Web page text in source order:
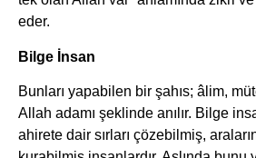
eder.
Bilge İnsan
Bunları yapabilen bir şahıs; âlim,
Allah adamı şeklinde anılır. Bilge
ahirete dair sırları çözebilmiş,